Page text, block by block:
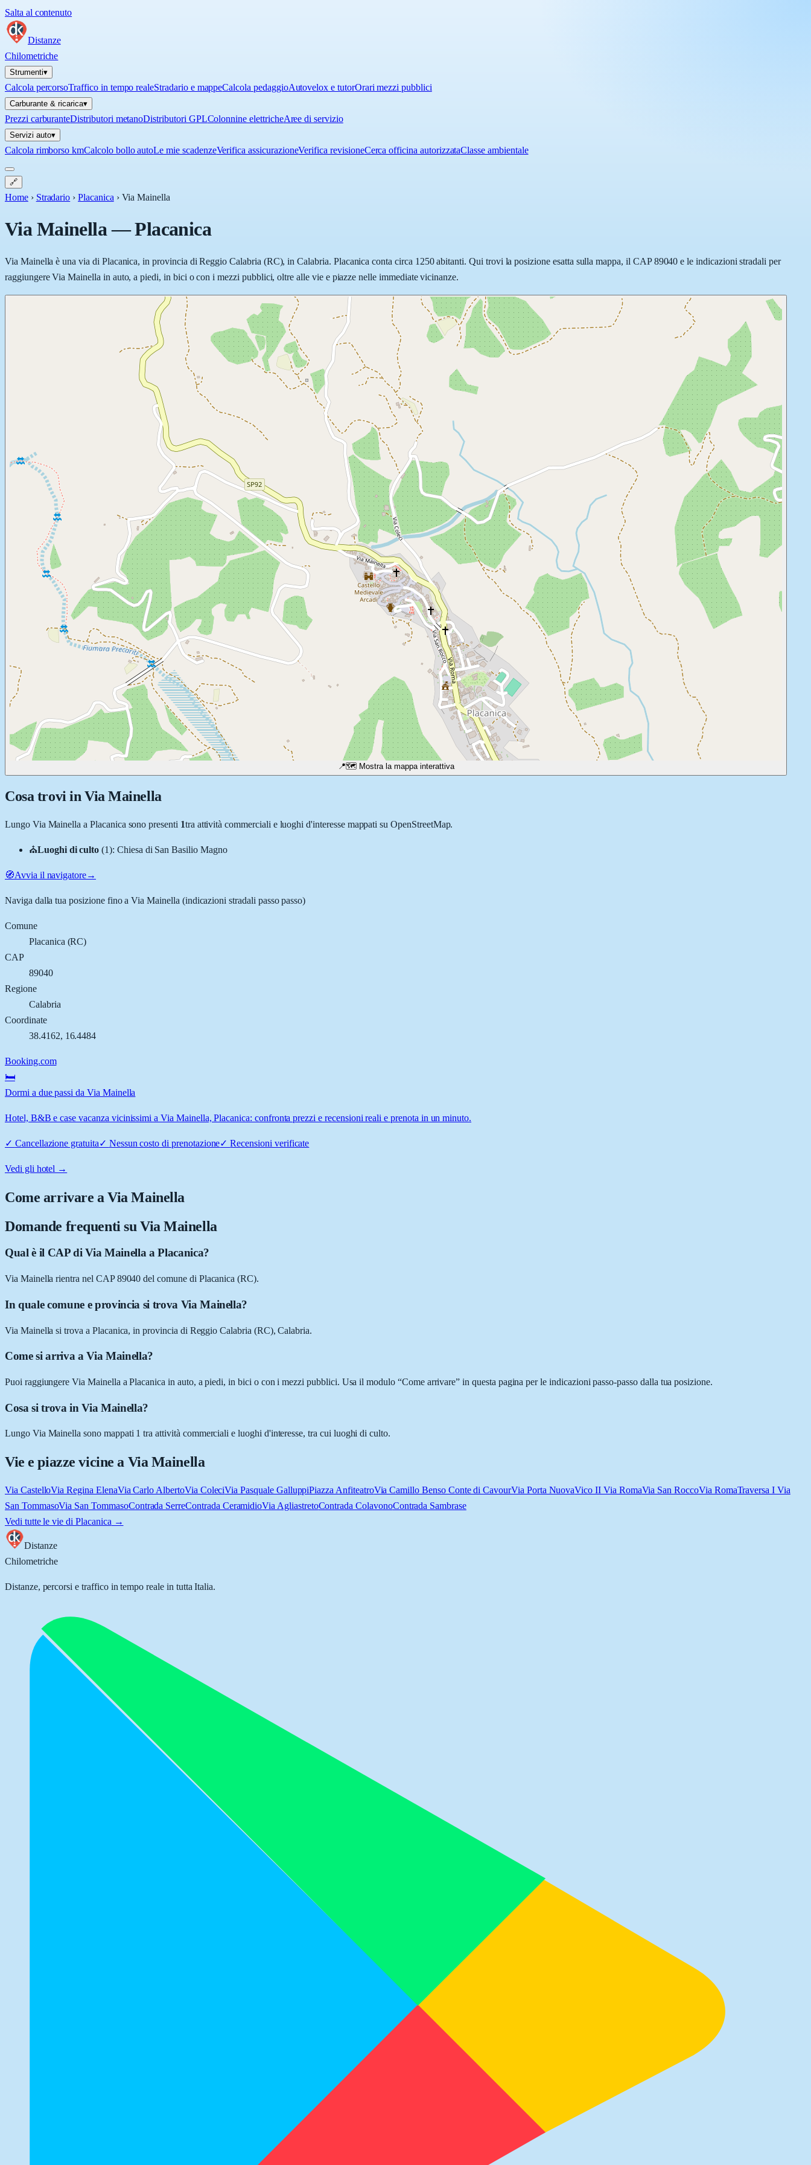
Salta al contenuto
Distanze
Chilometriche
Strumenti▾
Calcola percorsoTraffico in tempo realeStradario e mappeCalcola pedaggioAutovelox e tutorOrari mezzi pubblici
Carburante & ricarica▾
Prezzi carburanteDistributori metanoDistributori GPLColonnine elettricheAree di servizio
Servizi auto▾
Calcola rimborso kmCalcolo bollo autoLe mie scadenzeVerifica assicurazioneVerifica revisioneCerca officina autorizzataClasse ambientale
🔗
Home › Stradario › Placanica › Via Mainella
Via Mainella—Placanica
Via Mainella è una via di Placanica, in provincia di Reggio Calabria (RC), in Calabria. Placanica conta circa 1250 abitanti. Qui trovi la posizione esatta sulla mappa, il CAP 89040 e le indicazioni stradali per
raggiungere Via Mainella in auto, a piedi, in bici o con i mezzi pubblici, oltre alle vie e piazze nelle immediate vicinanze.
📍🗺️ Mostra la mappa interattiva
Cosa trovi in Via Mainella
Lungo Via Mainella aPlacanica sono presenti 1tra attività commerciali e luoghi d'interesse mappati su OpenStreetMap.
⛪Luoghi di culto (1): Chiesa di San Basilio Magno
🧭Avvia il navigatore→
Naviga dalla tua posizione fino aVia Mainella (indicazioni stradali passo passo)
Comune
Placanica (RC)
CAP
89040
Regione
Calabria
Coordinate
38.4162, 16.4484
Booking.com
🛏️
Dormi a due passi da Via Mainella
Hotel, B&B e case vacanza vicinissimi a Via Mainella, Placanica: confronta prezzi e recensioni reali e prenota in un minuto.
✓ Cancellazione gratuita✓ Nessun costo di prenotazione✓Recensioni verificate
Vedi gli hotel →
Come arrivare aVia Mainella
Domande frequenti su Via Mainella
Qual è il CAP di Via Mainella a Placanica?
Via Mainella rientra nel CAP 89040 del comune di Placanica (RC).
In quale comune e provincia si trova Via Mainella?
Via Mainella si trova a Placanica, in provincia di Reggio Calabria (RC), Calabria.
Come si arriva a Via Mainella?
Puoi raggiungere Via Mainella a Placanica in auto, a piedi, in bici o con i mezzi pubblici. Usa il modulo “Come arrivare” in questa pagina per le indicazioni passo-passo dalla tua posizione.
Cosa si trova in Via Mainella?
Lungo Via Mainella sono mappati 1 tra attività commerciali e luoghi d'interesse, tra cui luoghi di culto.
Vie e piazze vicine a Via Mainella
Via CastelloVia Regina ElenaVia Carlo AlbertoVia ColeciVia Pasquale GalluppiPiazza AnfiteatroVia Camillo Benso Conte di CavourVia Porta NuovaVico II Via RomaVia San RoccoVia RomaTraversa I Via
San TommasoVia San TommasoContrada SerreContrada CeramidioVia AgliastretoContrada ColavonoContrada Sambrase
Vedi tutte le vie di Placanica →
Distanze
Chilometriche
Distanze, percorsi e traffico in tempo reale in tutta Italia.